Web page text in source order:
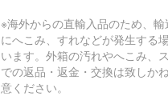
※海外からの直輸入品のため、
にへこみ、すれなどが発生する
います。外箱の汚れやへこみ、
での返品・返金・交換は致しか
意ください。